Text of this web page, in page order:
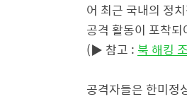
어 최근 국내의 정
공격 활동이 포착
(▶ 참고 :북 해킹
공격자들은 한미정